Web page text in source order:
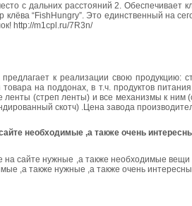
с дальних расстояний 2.
клёва “FishHungry”. Это единственный на
http://m1cpl.ru/7R3n/
к реализации свою продукцию:
на поддонах, в т.ч. продуктов
ленты (стреп ленты) и все механизмы к
скотч) .Цена завода
необходимые ,а также очень
сайте нужные ,а также необходимые
,а также нужные ,а также очень